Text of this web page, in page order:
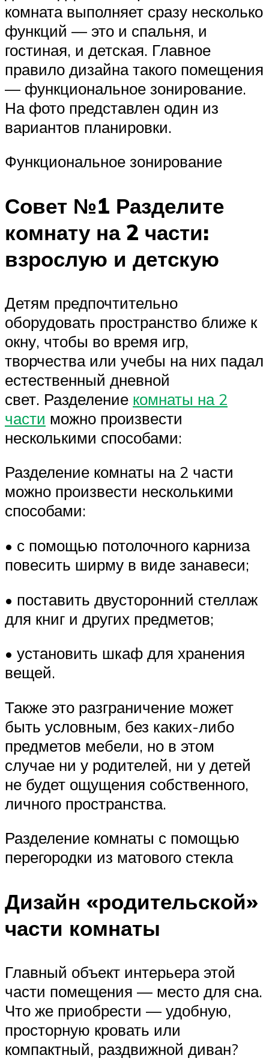
комната выполняет сразу несколько
функций — это и спальня, и
гостиная, и детская. Главное
правило дизайна такого помещения
— функциональное зонирование.
На фото представлен один из
вариантов планировки.
Функциональное зонирование
Совет №1 Разделите
комнату на 2 части:
взрослую и детскую
Детям предпочтительно
оборудовать пространство ближе к
окну, чтобы во время игр,
творчества или учебы на них падал
естественный дневной
свет. Разделение комнаты на 2
части можно произвести
несколькими способами:
Разделение комнаты на 2 части
можно произвести несколькими
способами:
• с помощью потолочного карниза
повесить ширму в виде занавеси;
• поставить двусторонний стеллаж
для книг и других предметов;
• установить шкаф для хранения
вещей.
Также это разграничение может
быть условным, без каких-либо
предметов мебели, но в этом
случае ни у родителей, ни у детей
не будет ощущения собственного,
личного пространства.
Разделение комнаты с помощью
перегородки из матового стекла
Дизайн «родительской»
части комнаты
Главный объект интерьера этой
части помещения — место для сна.
Что же приобрести — удобную,
просторную кровать или
компактный, раздвижной диван?